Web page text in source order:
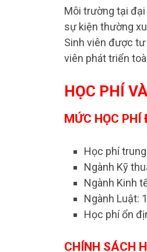
Môi trường tại
sự kiện thường
Sinh viên được
viên phát triển
HỌC PHÍ
MỨC HỌC
Học phí
Ngành Kỹ
Ngành Kinh
Ngành Luật:
Học phí ổn
CHÍNH SÁCH